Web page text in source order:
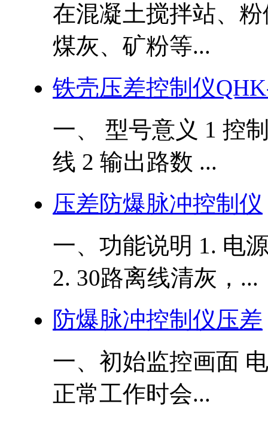
在混凝土搅拌站、
煤灰、矿粉等...
铁壳压差控制仪
一、 型号意义 1 控
线 2 输出路数 ...
压差防爆脉冲控制仪
一、功能说明 1. 电
2. 30路离线清灰，...
防爆脉冲控制仪压差
一、初始监控画面
正常工作时会...